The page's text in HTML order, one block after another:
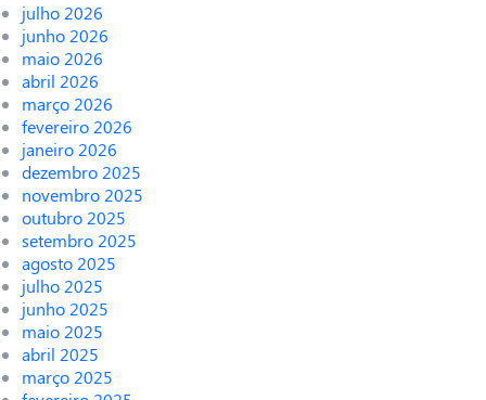
julho 2026
junho 2026
maio 2026
abril 2026
março 2026
fevereiro 2026
janeiro 2026
dezembro 2025
novembro 2025
outubro 2025
setembro 2025
agosto 2025
julho 2025
junho 2025
maio 2025
abril 2025
março 2025